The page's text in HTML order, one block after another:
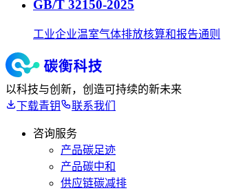
GB/T 32150-2025
工业企业温室气体排放核算和报告通则
以科技与创新，创造可持续的新未来
下载青钥
联系我们
咨询服务
产品碳足迹
产品碳中和
供应链碳减排